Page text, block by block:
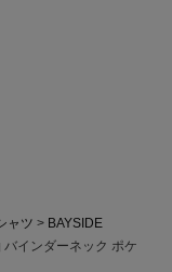
ャツ
BAYSIDE
インダーネック ポケ